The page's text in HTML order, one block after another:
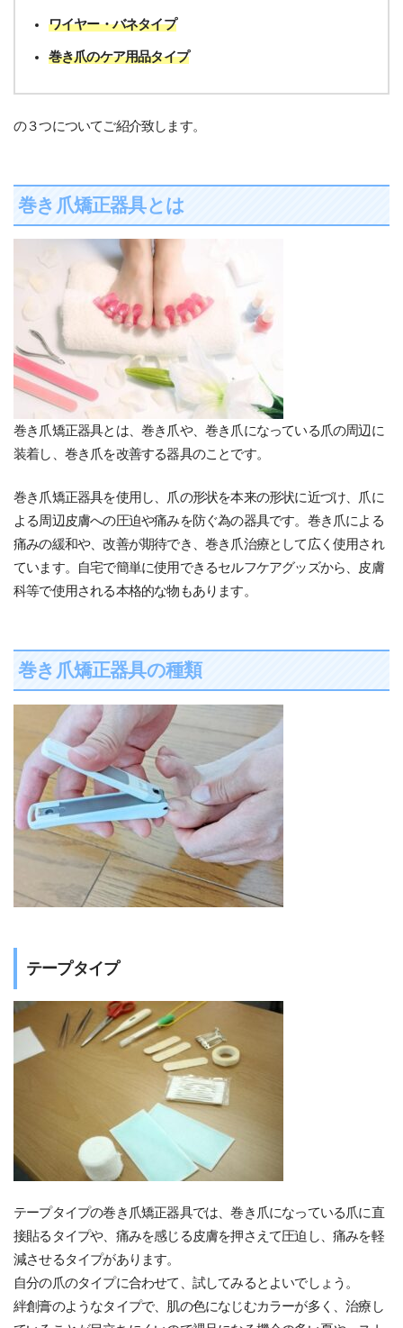
ワイヤー・バネタイプ
巻き爪のケア用品タイプ
の３つについてご紹介致します。
巻き爪矯正器具とは
巻き爪矯正器具とは、巻き爪や、巻き爪になっている爪の周辺に
装着し、巻き爪を改善する器具のことです。
巻き爪矯正器具を使用し、爪の形状を本来の形状に近づけ、爪に
よる周辺皮膚への圧迫や痛みを防ぐ為の器具です。巻き爪による
痛みの緩和や、改善が期待でき、巻き爪治療として広く使用され
ています。自宅で簡単に使用できるセルフケアグッズから、皮膚
科等で使用される本格的な物もあります。
巻き爪矯正器具の種類
テープタイプ
テープタイプの巻き爪矯正器具では、巻き爪になっている爪に直
接貼るタイプや、痛みを感じる皮膚を押さえて圧迫し、痛みを軽
減させるタイプがあります。
自分の爪のタイプに合わせて、試してみるとよいでしょう。
絆創膏のようなタイプで、肌の色になじむカラーが多く、治療し